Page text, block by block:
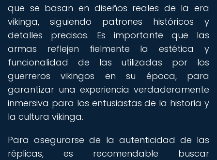
que se basan en diseños reales de la era
vikinga, siguiendo patrones históricos y
detalles precisos. Es importante que las
armas reflejen fielmente la estética y
funcionalidad de las utilizadas por los
guerreros vikingos en su época, para
garantizar una experiencia verdaderamente
inmersiva para los entusiastas de la historia y
la cultura vikinga.
Para asegurarse de la autenticidad de las
réplicas, es recomendable buscar